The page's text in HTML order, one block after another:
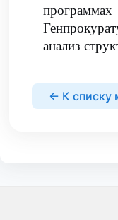
анализ
← К списку